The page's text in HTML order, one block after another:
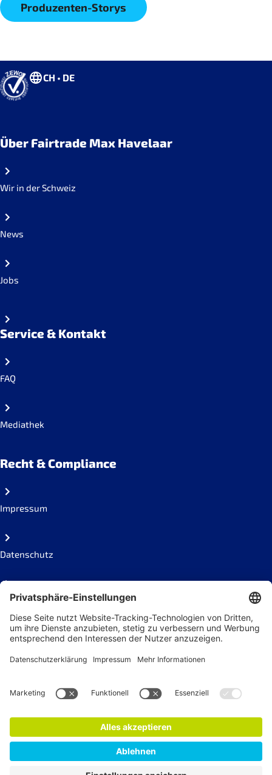
Produzenten-Storys
CH • DE
Über Fairtrade Max Havelaar
Wir in der Schweiz
News
Jobs
Service & Kontakt
FAQ
Mediathek
Recht & Compliance
Impressum
Datenschutz
Code of conduct
Social Links
Newsletter
Jetzt anmelden